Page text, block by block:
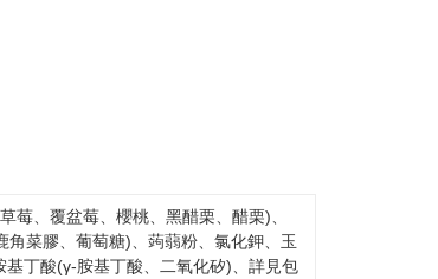
莓、覆盆莓、櫻桃、黑醋栗、醋栗)、
菜膠、葡萄糖)、蒟蒻粉、氯化鉀、玉
丁酸(γ-胺基丁酸、二氧化矽)、詳見包